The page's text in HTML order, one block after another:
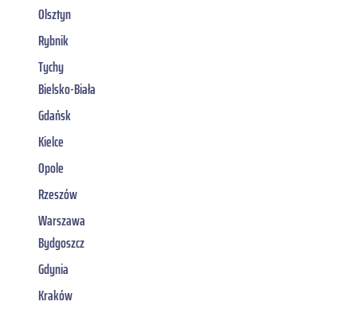
Olsztyn
Rybnik
Tychy
Bielsko-Biała
Gdańsk
Kielce
Opole
Rzeszów
Warszawa
Bydgoszcz
Gdynia
Kraków